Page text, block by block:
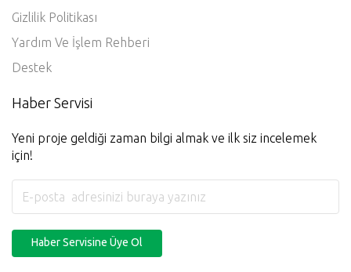
Gizlilik Politikası
Yardım Ve İşlem Rehberi
Destek
Haber Servisi
Yeni proje geldiği zaman bilgi almak ve ilk siz incelemek
için!
Haber Servisine Üye Ol